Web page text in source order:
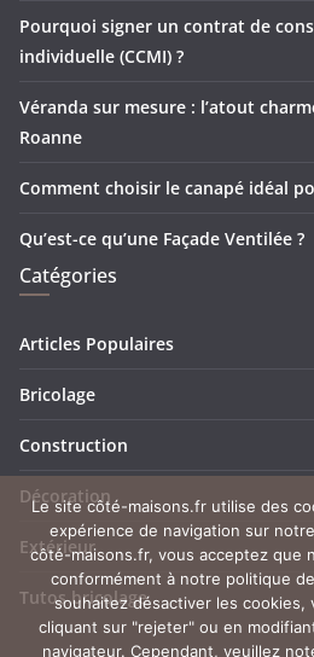
Pourquoi signer un contrat de
individuelle (CCMI) ?
Véranda sur mesure : l’atout
Roanne
Comment choisir le canapé idéal
Qu’est-ce qu’une Façade Ventilée ?
Catégories
Articles Populaires
Bricolage
Construction
Décoration
Extérieur
Tutos bricolage
Le site côté-maisons.fr utilise des
expérience de navigation sur
côté-maisons.fr, vous acceptez que
conformément à notre politique
souhaitez désactiver les cookies,
cliquant sur "rejeter" ou en
navigateur. Cependant, veuillez